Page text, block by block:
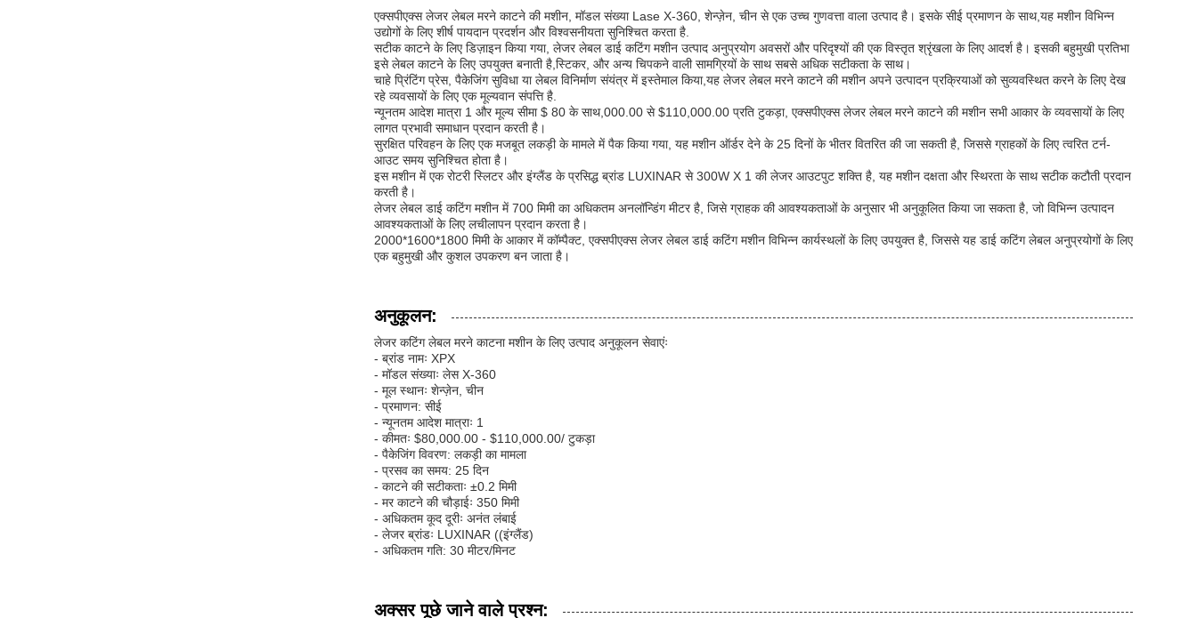
एक्सपीएक्स लेजर लेबल मरने काटने की मशीन, मॉडल संख्या Lase X-360, शेन्ज़ेन, चीन से एक उच्च गुणवत्ता वाला उत्पाद है। इसके सीई प्रमाणन के साथ,यह मशीन विभिन्न
उद्योगों के लिए शीर्ष पायदान प्रदर्शन और विश्वसनीयता सुनिश्चित करता है.
सटीक काटने के लिए डिज़ाइन किया गया, लेजर लेबल डाई कटिंग मशीन उत्पाद अनुप्रयोग अवसरों और परिदृश्यों की एक विस्तृत श्रृंखला के लिए आदर्श है। इसकी बहुमुखी प्रतिभा
इसे लेबल काटने के लिए उपयुक्त बनाती है,स्टिकर, और अन्य चिपकने वाली सामग्रियों के साथ सबसे अधिक सटीकता के साथ।
चाहे प्रिंटिंग प्रेस, पैकेजिंग सुविधा या लेबल विनिर्माण संयंत्र में इस्तेमाल किया,यह लेजर लेबल मरने काटने की मशीन अपने उत्पादन प्रक्रियाओं को सुव्यवस्थित करने के लिए देख
रहे व्यवसायों के लिए एक मूल्यवान संपत्ति है.
न्यूनतम आदेश मात्रा 1 और मूल्य सीमा $ 80 के साथ,000.00 से $110,000.00 प्रति टुकड़ा, एक्सपीएक्स लेजर लेबल मरने काटने की मशीन सभी आकार के व्यवसायों के लिए
लागत प्रभावी समाधान प्रदान करती है।
सुरक्षित परिवहन के लिए एक मजबूत लकड़ी के मामले में पैक किया गया, यह मशीन ऑर्डर देने के 25 दिनों के भीतर वितरित की जा सकती है, जिससे ग्राहकों के लिए त्वरित टर्न-
आउट समय सुनिश्चित होता है।
इस मशीन में एक रोटरी स्लिटर और इंग्लैंड के प्रसिद्ध ब्रांड LUXINAR से 300W X 1 की लेजर आउटपुट शक्ति है, यह मशीन दक्षता और स्थिरता के साथ सटीक कटौती प्रदान
करती है।
लेजर लेबल डाई कटिंग मशीन में 700 मिमी का अधिकतम अनलॉन्डिंग मीटर है, जिसे ग्राहक की आवश्यकताओं के अनुसार भी अनुकूलित किया जा सकता है, जो विभिन्न उत्पादन
आवश्यकताओं के लिए लचीलापन प्रदान करता है।
2000*1600*1800 मिमी के आकार में कॉम्पैक्ट, एक्सपीएक्स लेजर लेबल डाई कटिंग मशीन विभिन्न कार्यस्थलों के लिए उपयुक्त है, जिससे यह डाई कटिंग लेबल अनुप्रयोगों के लिए
एक बहुमुखी और कुशल उपकरण बन जाता है।
अनुकूलन:
लेजर कटिंग लेबल मरने काटना मशीन के लिए उत्पाद अनुकूलन सेवाएंः
- ब्रांड नामः XPX
- मॉडल संख्याः लेस X-360
- मूल स्थानः शेन्ज़ेन, चीन
- प्रमाणन: सीई
- न्यूनतम आदेश मात्राः 1
- कीमतः $80,000.00 - $110,000.00/ टुकड़ा
- पैकेजिंग विवरण: लकड़ी का मामला
- प्रसव का समय: 25 दिन
- काटने की सटीकताः ±0.2 मिमी
- मर काटने की चौड़ाईः 350 मिमी
- अधिकतम कूद दूरीः अनंत लंबाई
- लेजर ब्रांडः LUXINAR ((इंग्लैंड)
- अधिकतम गति: 30 मीटर/मिनट
अक्सर पूछे जाने वाले प्रश्न: